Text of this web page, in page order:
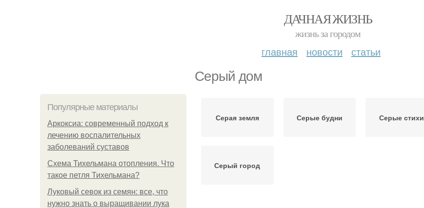
ДАЧНАЯ ЖИЗНЬ
жизнь за городом
главная новости статьи
Серый дом
Популярные материалы
Аркоксиа: современный подход к
лечению воспалительных
заболеваний суставов
Схема Тихельмана отопления. Что
такое петля Тихельмана?
Луковый севок из семян: все, что
нужно знать о выращивании лука
Серая земля Серые будни Серые стихи
Серый город